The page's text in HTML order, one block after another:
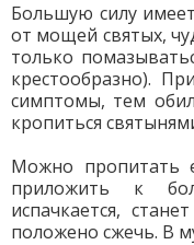
Большую силу
от мощей святых,
только
крестообразно).
симптомы, тем
кропиться
Можно пропитать
приложить к
испачкается,
положено сжечь. В